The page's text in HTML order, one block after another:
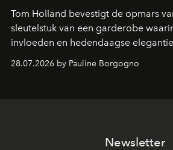
Tom Holland bevestigt de opmars
sleutelstuk van een garderobe
invloeden en hedendaagse
28.07.2026 by Pauline Borgogno
Newsletter